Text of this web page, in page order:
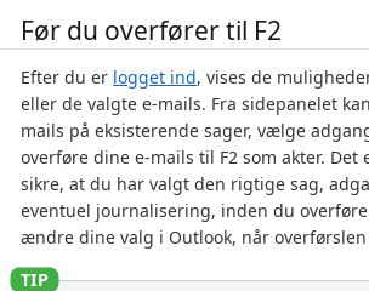
Før du overfører til F2
Efter du er logget ind, vises de
eller de valgte e-mails. Fra sidepanelet
mails på eksisterende sager, vælge
overføre dine e-mails til F2 som akter. Det
sikre, at du har valgt den rigtige sag,
eventuel journalisering, inden du
ændre dine valg i Outlook, når